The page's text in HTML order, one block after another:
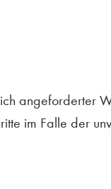
angeforderter
im Falle der